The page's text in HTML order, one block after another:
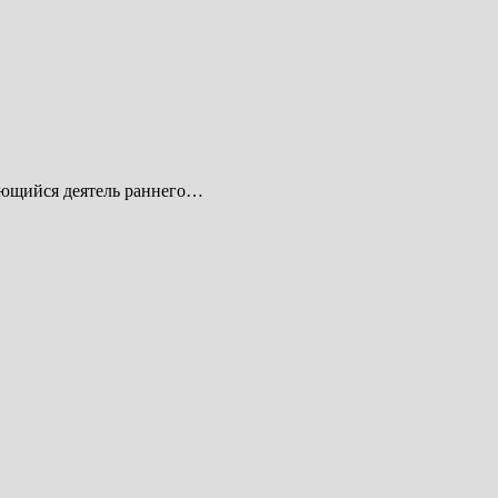
деятель раннего…